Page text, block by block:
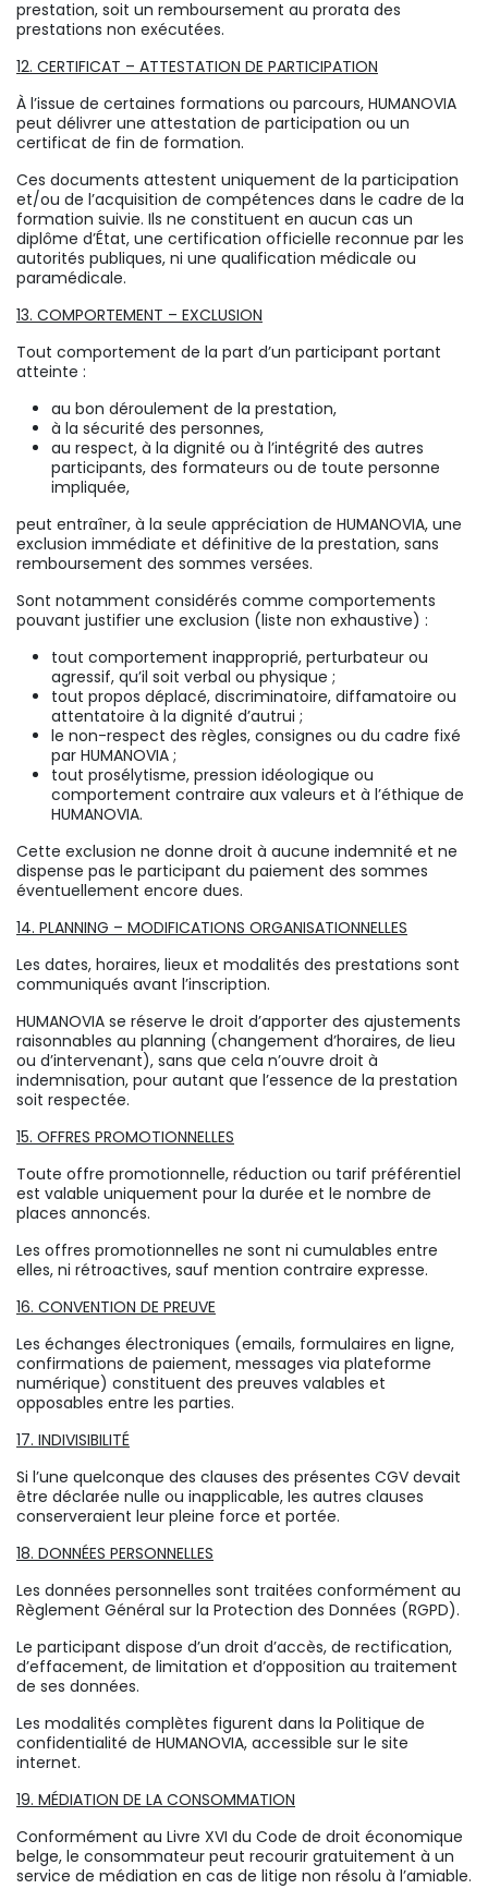
prestation, soit un remboursement au prorata des
prestations non exécutées.
12. CERTIFICAT – ATTESTATION DE PARTICIPATION
À l’issue de certaines formations ou parcours, HUMANOVIA
peut délivrer une attestation de participation ou un
certificat de fin de formation.
Ces documents attestent uniquement de la participation
et/ou de l’acquisition de compétences dans le cadre de la
formation suivie. Ils ne constituent en aucun cas un
diplôme d’État, une certification officielle reconnue par les
autorités publiques, ni une qualification médicale ou
paramédicale.
13. COMPORTEMENT – EXCLUSION
Tout comportement de la part d’un participant portant
atteinte :
au bon déroulement de la prestation,
à la sécurité des personnes,
au respect, à la dignité ou à l’intégrité des autres
participants, des formateurs ou de toute personne
impliquée,
peut entraîner, à la seule appréciation de HUMANOVIA, une
exclusion immédiate et définitive de la prestation, sans
remboursement des sommes versées.
Sont notamment considérés comme comportements
pouvant justifier une exclusion (liste non exhaustive) :
tout comportement inapproprié, perturbateur ou
agressif, qu’il soit verbal ou physique ;
tout propos déplacé, discriminatoire, diffamatoire ou
attentatoire à la dignité d’autrui ;
le non-respect des règles, consignes ou du cadre fixé
par HUMANOVIA ;
tout prosélytisme, pression idéologique ou
comportement contraire aux valeurs et à l’éthique de
HUMANOVIA.
Cette exclusion ne donne droit à aucune indemnité et ne
dispense pas le participant du paiement des sommes
éventuellement encore dues.
14. PLANNING – MODIFICATIONS ORGANISATIONNELLES
Les dates, horaires, lieux et modalités des prestations sont
communiqués avant l’inscription.
HUMANOVIA se réserve le droit d’apporter des ajustements
raisonnables au planning (changement d’horaires, de lieu
ou d’intervenant), sans que cela n’ouvre droit à
indemnisation, pour autant que l’essence de la prestation
soit respectée.
15. OFFRES PROMOTIONNELLES
Toute offre promotionnelle, réduction ou tarif préférentiel
est valable uniquement pour la durée et le nombre de
places annoncés.
Les offres promotionnelles ne sont ni cumulables entre
elles, ni rétroactives, sauf mention contraire expresse.
16. CONVENTION DE PREUVE
Les échanges électroniques (emails, formulaires en ligne,
confirmations de paiement, messages via plateforme
numérique) constituent des preuves valables et
opposables entre les parties.
17. INDIVISIBILITÉ
Si l’une quelconque des clauses des présentes CGV devait
être déclarée nulle ou inapplicable, les autres clauses
conserveraient leur pleine force et portée.
18. DONNÉES PERSONNELLES
Les données personnelles sont traitées conformément au
Règlement Général sur la Protection des Données (RGPD).
Le participant dispose d’un droit d’accès, de rectification,
d’effacement, de limitation et d’opposition au traitement
de ses données.
Les modalités complètes figurent dans la Politique de
confidentialité de HUMANOVIA, accessible sur le site
internet.
19. MÉDIATION DE LA CONSOMMATION
Conformément au Livre XVI du Code de droit économique
belge, le consommateur peut recourir gratuitement à un
service de médiation en cas de litige non résolu à l’amiable.